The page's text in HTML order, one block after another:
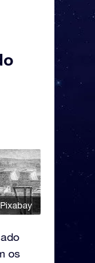
Pixabay
os